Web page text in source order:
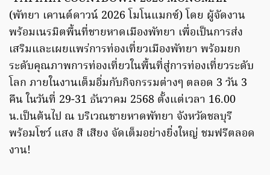
(พัทยา เคานต์ดาวน์ 2026 โมโนแมกซ์) โดย ผู้จัดงาน
พร้อมเนรมิตพื้นที่ชายหาดเมืองพัทยา เพื่อเป็นการส่ง
เสริมและเผยแพร่การท่องเที่ยวเมืองพัทยา พร้อมยก
ระดับคุณภาพการท่องเที่ยวในพื้นที่สู่การท่องเที่ยวระดับ
โลก ภายในงานเต็มอิ่มกับกิจกรรมต่างๆ ตลอด 3 วัน 3
คืน ในวันที่ 29-31 ธันวาคม 2568 ตั้งแต่เวลา 16.00
น.เป็นต้นไป ณ บริเวณชายหาดพัทยา จังหวัดชลบุรี
พร้อมโชว์ แสง สี เสียง จัดเต็มอย่างยิ่งใหญ่ ชมฟรีตลอด
งาน!